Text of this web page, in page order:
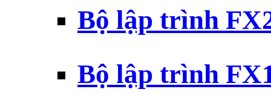
Bộ lập trình
Bộ lập trình